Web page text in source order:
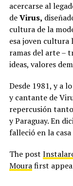
acercarse al
deVirus,
cultura de la
esa joven cultura
ramas del arte –
ideas, valores
Desde 1981, y a
y cantante de
repercusión
y Paraguay. En
falleció en la
The post
Mourafirst